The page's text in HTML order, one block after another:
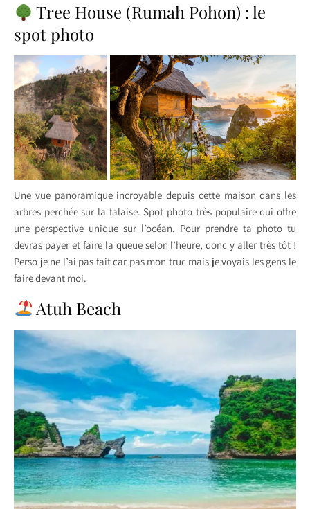
Tree House (Rumah Pohon) : le
spot photo
Une vue panoramique incroyable depuis cette maison dans les
arbres perchée sur la falaise. Spot photo très populaire qui offre
une perspective unique sur l’océan. Pour prendre ta photo tu
devras payer et faire la queue selon l’heure, donc y aller très tôt !
Perso je ne l’ai pas fait car pas mon truc mais je voyais les gens le
faire devant moi.
Atuh Beach